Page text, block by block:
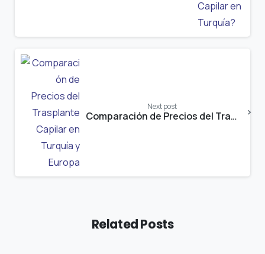
Next post
Comparación de Precios del Trasplante Capilar en Turquía y Europa
Related Posts